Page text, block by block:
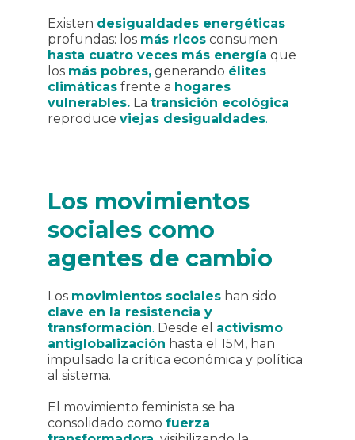
Existen desigualdades energéticas
profundas: los más ricos consumen
hasta cuatro veces más energía que
los más pobres, generando élites
climáticas frente a hogares
vulnerables. La transición ecológica
reproduce viejas desigualdades.
Los movimientos
sociales como
agentes de cambio
Los movimientos sociales han sido
clave en la resistencia y
transformación. Desde el activismo
antiglobalización hasta el 15M, han
impulsado la crítica económica y política
al sistema.
El movimiento feminista se ha
consolidado como fuerza